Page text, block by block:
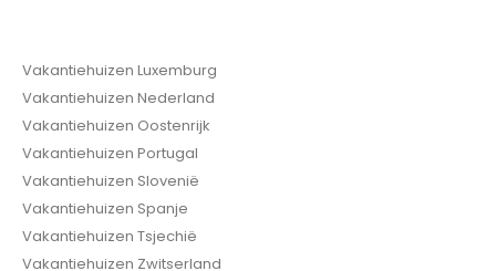
Vakantiehuizen Luxemburg
Vakantiehuizen Nederland
Vakantiehuizen Oostenrijk
Vakantiehuizen Portugal
Vakantiehuizen Slovenië
Vakantiehuizen Spanje
Vakantiehuizen Tsjechië
Vakantiehuizen Zwitserland